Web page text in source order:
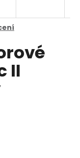
II